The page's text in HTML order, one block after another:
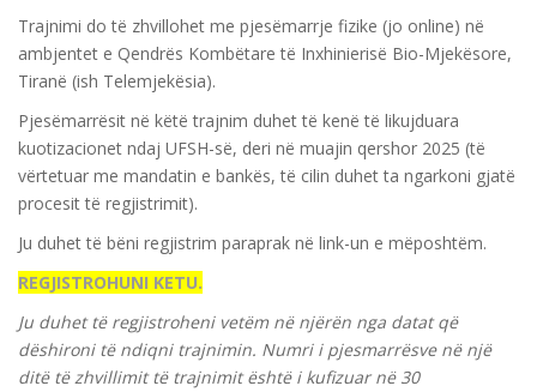
Trajnimi do të zhvillohet me pjesëmarrje fizike (jo online) në
ambjentet e Qendrës Kombëtare të Inxhinierisë Bio-Mjekësore,
Tiranë (ish Telemjekësia).
Pjesëmarrësit në këtë trajnim duhet të kenë të likujduara
kuotizacionet ndaj UFSH-së, deri në muajin qershor 2025 (të
vërtetuar me mandatin e bankës, të cilin duhet ta ngarkoni gjatë
procesit të regjistrimit).
Ju duhet të bëni regjistrim paraprak në link-un e mëposhtëm.
REGJISTROHUNI KETU.
Ju duhet të regjistroheni vetëm në njërën nga datat që
dëshironi të ndiqni trajnimin. Numri i pjesmarrësve në një
ditë të zhvillimit të trajnimit është i kufizuar në 30